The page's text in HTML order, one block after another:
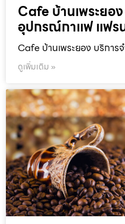
Cafe บ้านเพระยอ
อุปกรณ์กาแฟ แฟร
Cafe บ้านเพระยอง บริการ
ดูเพิ่มเติม »